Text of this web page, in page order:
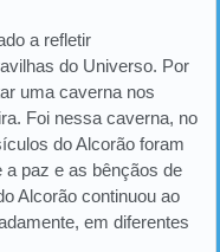
a refletir
do Universo. Por
uma caverna nos
Foi nessa caverna, no
do Alcorão foram
a paz e as bênçãos de
Alcorão continuou ao
em diferentes